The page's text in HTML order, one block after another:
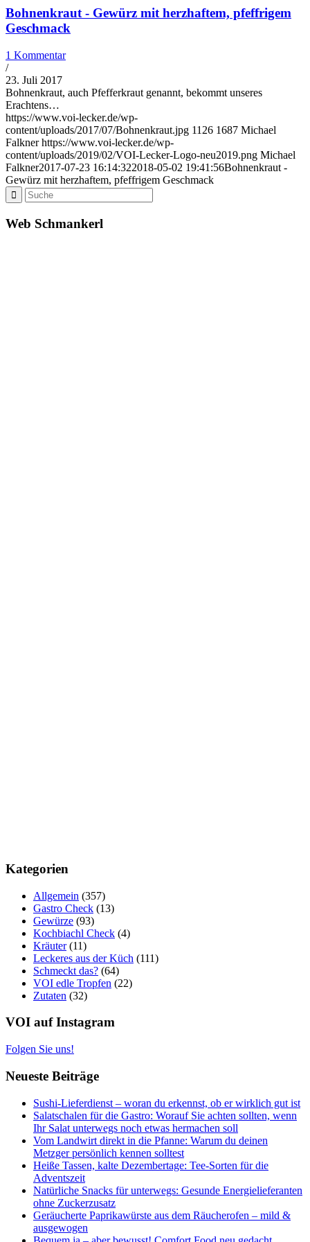
Bohnenkraut - Gewürz mit herzhaftem, pfeffrigem
Geschmack
1 Kommentar
/
23. Juli 2017
Bohnenkraut, auch Pfefferkraut genannt, bekommt unseres
Erachtens…
https://www.voi-lecker.de/wp-
content/uploads/2017/07/Bohnenkraut.jpg 1126 1687 Michael
Falkner https://www.voi-lecker.de/wp-
content/uploads/2019/02/VOI-Lecker-Logo-neu2019.png Michael
Falkner2017-07-23 16:14:322018-05-02 19:41:56Bohnenkraut -
Gewürz mit herzhaftem, pfeffrigem Geschmack
Web Schmankerl
Kategorien
Allgemein (357)
Gastro Check (13)
Gewürze (93)
Kochbiachl Check (4)
Kräuter(11)
Leckeres aus der Küch (111)
Schmeckt das? (64)
VOI edle Tropfen (22)
Zutaten (32)
VOI auf Instagram
Folgen Sie uns!
Neueste Beiträge
Sushi-Lieferdienst – woran du erkennst, ob er wirklich gut ist
Salatschalen für die Gastro: Worauf Sie achten sollten, wenn
Ihr Salat unterwegs noch etwas hermachen soll
Vom Landwirt direkt in die Pfanne: Warum du deinen
Metzger persönlich kennen solltest
Heiße Tassen, kalte Dezembertage: Tee-Sorten für die
Adventszeit
Natürliche Snacks für unterwegs: Gesunde Energielieferanten
ohne Zuckerzusatz
Geräucherte Paprikawürste aus dem Räucherofen – mild &
ausgewogen